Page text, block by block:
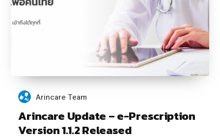
Arincare Team
Arincare Update – e-Prescription
Version 1.1.2 Released